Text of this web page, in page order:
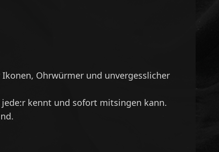
Ohrwürmer und unvergesslicher
jede:r kennt und sofort mitsingen kann.